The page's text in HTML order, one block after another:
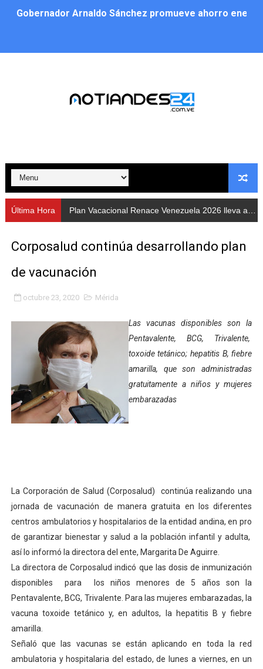
Gobernador Arnaldo Sánchez promueve ahorro
Cuerpos de Seguridad activaron operativos
Alcaldía de Libertador impulsa el Plan Ofensiva
Cidata y el Observatorio Astronómico Nacional de
Concejo Municipal de Zea celebra distinción de
CIEPROL-ULA distingue al municipio Zea como
Plan Quirúrgico Regional llega a Pueblo Llano con la
Iaanem graduó a bebés de Mérida en jornada de
Iahula pone en marcha protocolo de triaje psicosocial
Arranca en Rivas Dávila el Plan de Renovación de
Alcalde Nelson Álvarez llevó jornada recreativa a la
CorpoMérida continúa con ciclos de formación
Balance semestral impulsa inclusión y atención a
Plan Vacacional Comunitario “Ríe 2026” recorre las
Alcaldía del Municipio Libertador realizó una jornada
Fundacite Mérida dicta taller gratuito de electrónica
INN-Mérida celebró el Lacto grado para promover el
Impulsan plan estratégico de seguridad ciudadana
Jornada social benefició a 250 familias en Los
Última Hora Plan Vacacional Renace Venezuela 2026 lleva actividades recreativas a Los Guaimaros
Corposalud continúa desarrollando plan
de vacunación
octubre 23, 2020 Mérida
Las vacunas disponibles son la
Pentavalente, BCG, Trivalente,
toxoide tetánico; hepatitis B, fiebre
amarilla, que son administradas
gratuitamente a niños y mujeres
embarazadas
La Corporación de Salud (Corposalud) continúa realizando una
jornada de vacunación de manera gratuita en los diferentes
centros ambulatorios y hospitalarios de la entidad andina, en pro
de garantizar bienestar y salud a la población infantil y adulta,
así lo informó la directora del ente, Margarita De Aguirre.
La directora de Corposalud indicó que las dosis de inmunización
disponibles para los niños menores de 5 años son la
Pentavalente, BCG, Trivalente. Para las mujeres embarazadas, la
vacuna toxoide tetánico y, en adultos, la hepatitis B y fiebre
amarilla.
Señaló que las vacunas se están aplicando en toda la red
ambulatoria y hospitalaria del estado, de lunes a viernes, en un